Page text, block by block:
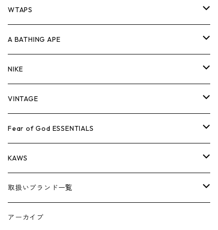
パンツ
キャップ・ハット
バッグ
シューズ
小物
コラボレーション
×THE NORTH FACE
×COMME des GARCONS
シーズンアイテム
26SS
BOX LOGOアイテム
ジャケット
パンツ
キャップ・ハット
バッグ
シューズ
小物
シャツ
ジャケット
パンツ
キャップ・ハット
バッグ
シューズ
小物
スウェット/ニット
シャツ
ジャケット
パンツ
キャップ・ハット
バッグ
シューズ
小物
ロンTEE
スウェット/ニット
シャツ
ジャケット
パンツ
キャップ・ハット
バッグ
シューズ
Tシャツ
ロンT
スウェット/ニット
シャツ
ジャケット
パンツ
キャップ
バッグ
WTAPS
Tシャツ
ロンTEE
スウェット/ニット
シャツ
ジャケット
パンツ
キャップ・ハット
A BATHING APE
Tシャツ
ロンTEE
スウェット/ニット
シャツ
ジャケット
パンツ
NIKE
シューズ
AIR JORDAN 1
AIR JORDAN 3
アパレル・小物
VINTAGE
Tシャツ
ロンTEE
スウェット/ニット
ジャケット
Fear of God ESSENTIALS
Tシャツ
ロンTEE
スウェット/ニット
KAWS
アパレル
小物
取扱いブランド一覧
A
アーカイブ